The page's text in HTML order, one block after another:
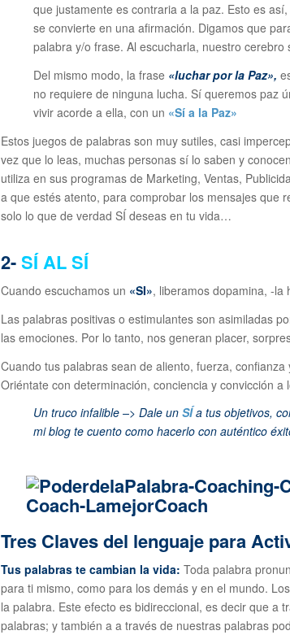
que justamente es contraria a la paz. Esto es
se convierte en una afirmación. Digamos que
palabra y/o frase. Al escucharla, nuestro
Del mismo modo, la frase «luchar por la Paz»,
no requiere de ninguna lucha. Sí queremos paz
vivir acorde a ella, con un «Sí a la Paz»
Estos juegos de palabras son muy sutiles, casi
vez que lo leas, muchas personas sí lo saben y
utiliza en sus programas de Marketing, Ventas,
a que estés atento, para comprobar los mensajes que
solo lo que de verdad SÍ deseas en tu vida…
2-SÍ AL SÍ
Cuando escuchamos un «SI», liberamos dopamina, -la
Las palabras positivas o estimulantes son asimiladas
las emociones. Por lo tanto, nos generan placer,
Cuando tus palabras sean de aliento, fuerza,
Oriéntate con determinación, conciencia y convicción
Un truco infalible –> Dale un SÍa tus objetivos,
mi blog te cuento como hacerlo con auténtico
Tres Claves del lenguaje para
Tus palabras te cambian la vida: Toda palabra
para ti mismo, como para los demás y en el mundo.
la palabra. Este efecto es bidireccional, es decir que a
palabras; y también a a través de nuestras palabras